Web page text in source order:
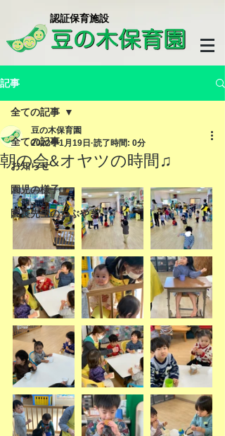
​認証保育施設
記事
全ての記事
お知らせ
園児の様子
園長先生のつぶやき
全ての記事
朝の会&オヤツの時間♫
豆の木保育園
2022年1月19日 読了時間: 0分